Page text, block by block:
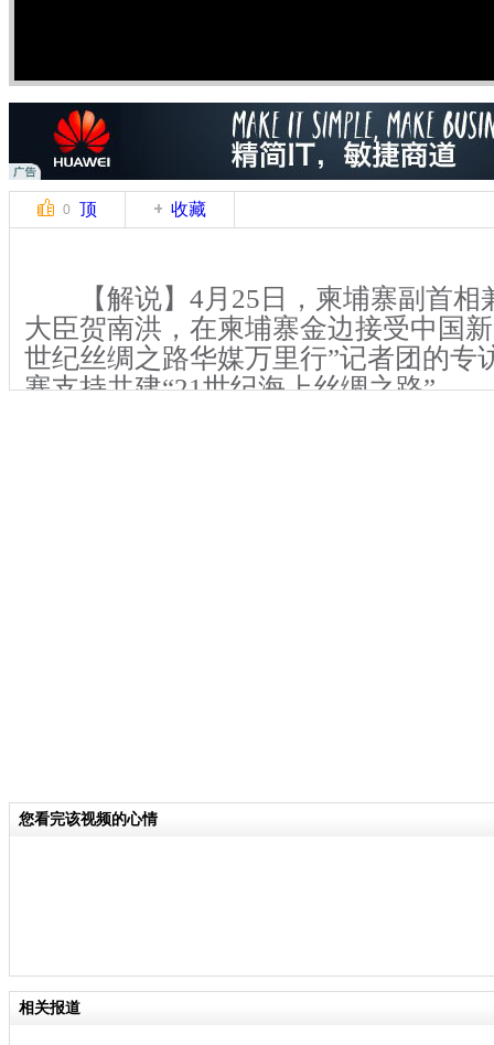
0 顶 收藏
【解说】4月25日，柬埔寨副首相
大臣贺南洪，在柬埔寨金边接受中国
世纪丝绸之路华媒万里行”记者团的专
寨支持共建“21世纪海上丝绸之路”。
您看完该视频的心情
相关报道